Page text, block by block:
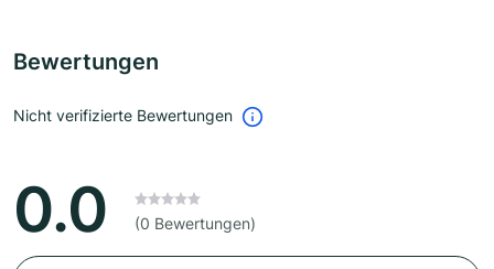
Bewertungen
Nicht verifizierte Bewertungen
0.0 (0 Bewertungen)